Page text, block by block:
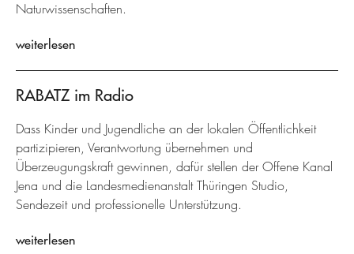
Naturwissenschaften.
weiterlesen
RABATZ im Radio
Dass Kinder und Jugendliche an der lokalen Öffentlichkeit
partizipieren, Verantwortung übernehmen und
Überzeugungskraft gewinnen, dafür stellen der Offene Kanal
Jena und die Landesmedienanstalt Thüringen Studio,
Sendezeit und professionelle Unterstützung.
weiterlesen